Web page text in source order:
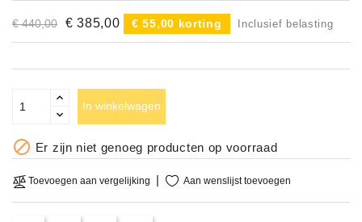
DEMO
MODELLEN
OCCASIONS
DEMONSTRATIES
&
CLINICS
€ 440,00 € 385,00 € 55,00 korting Inclusief belasting
In winkelwagen
 Er zijn niet genoeg producten op voorraad
Toevoegen aan vergelijking Aan wenslijst toevoegen